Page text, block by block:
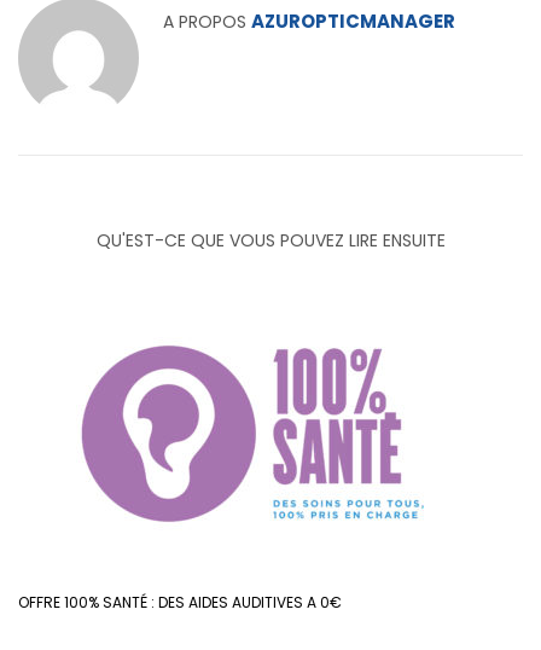
A PROPOS AZUROPTICMANAGER
QU'EST-CE QUE VOUS POUVEZ LIRE ENSUITE
OFFRE 100% SANTÉ : DES AIDES AUDITIVES A 0€